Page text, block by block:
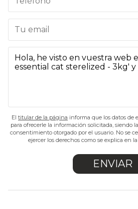
El titular de la página informa que los datos de
para ofrecerle la información solicitada, siendo
consentimiento otorgado por el usuario. No se
ejercer los derechos como se explica en la